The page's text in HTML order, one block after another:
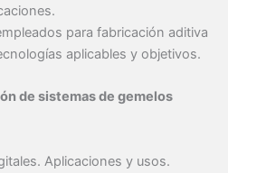
para fabricación aditiva
aplicables y objetivos.
de sistemas de gemelos
Aplicaciones y usos.